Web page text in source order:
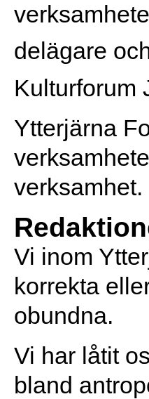
delägare
Kulturforum
Ytterjärna
verksamhet.
Vi inom
korrekta
obundna.
Vi har låtit
bland